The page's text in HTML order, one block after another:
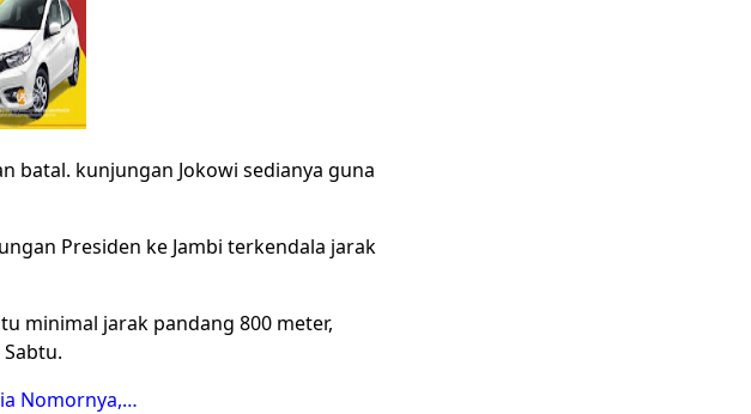
batal. kunjungan Jokowi sedianya guna
Presiden ke Jambi terkendala jarak
minimal jarak pandang 800 meter,
Nomornya,…